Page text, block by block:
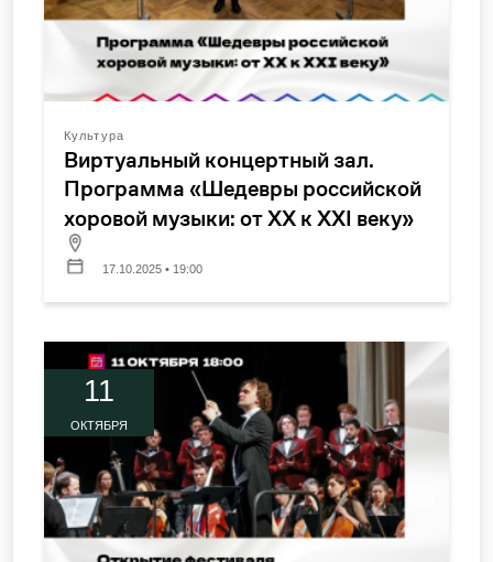
Культура
Виртуальный концертный зал.
Программа «Шедевры российской
хоровой музыки: от XX к XXI веку»
17.10.2025 • 19:00
11
ОКТЯБРЯ